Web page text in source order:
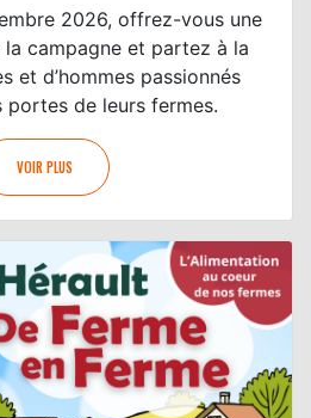
2026, offrez-vous une
campagne et partez à la
et d’hommes passionnés
de leurs fermes.
VOIR PLUS